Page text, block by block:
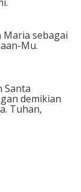
Maria sebagai
Mu.
Santa
demikian
Tuhan,